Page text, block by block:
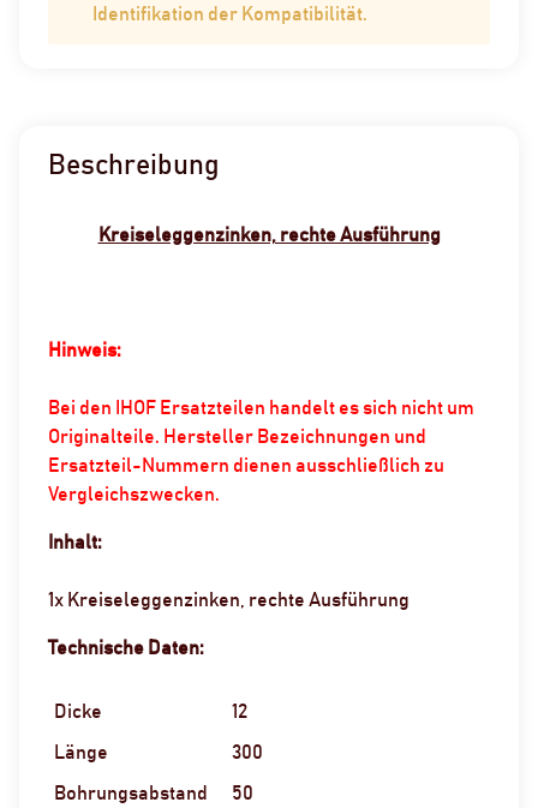
Identifikation der Kompatibilität.
Beschreibung
Kreiseleggenzinken, rechte Ausführung
Hinweis:
Bei den IHOF Ersatzteilen handelt es sich nicht um
Originalteile. Hersteller Bezeichnungen und
Ersatzteil-Nummern dienen ausschließlich zu
Vergleichszwecken.
Inhalt:
1x Kreiseleggenzinken, rechte Ausführung
Technische Daten:
Dicke 12
Länge 300
Bohrungsabstand 50